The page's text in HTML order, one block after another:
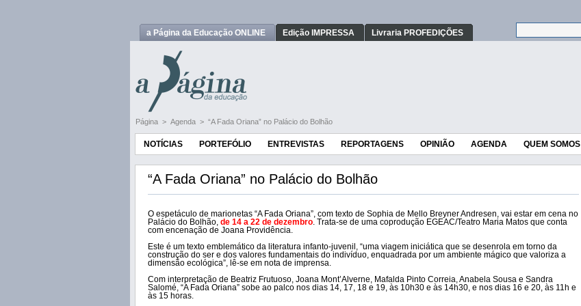
a Página da Educação ONLINE Edição IMPRESSA Livraria PROFEDIÇÕES
Página > Agenda > “A Fada Oriana” no Palácio do Bolhão
NOTÍCIAS PORTEFÓLIO ENTREVISTAS REPORTAGENS OPINIÃO AGENDA QUEM SOMOS
“A Fada Oriana” no Palácio do Bolhão
O espetáculo de marionetas “A Fada Oriana”, com texto de Sophia de Mello Breyner Andresen, vai estar em cena no
Palácio do Bolhão, de 14 a 22 de dezembro. Trata-se de uma coprodução EGEAC/Teatro Maria Matos que conta
com encenação de Joana Providência.
Este é um texto emblemático da literatura infanto-juvenil, “uma viagem iniciática que se desenrola em torno da
construção do ser e dos valores fundamentais do indivíduo, enquadrada por um ambiente mágico que valoriza a
dimensão ecológica”, lê-se em nota de imprensa.
Com interpretação de Beatriz Frutuoso, Joana Mont’Alverne, Mafalda Pinto Correia, Anabela Sousa e Sandra
Salomé, “A Fada Oriana” sobe ao palco nos dias 14, 17, 18 e 19, às 10h30 e às 14h30, e nos dias 16 e 20, às 11h e
às 15 horas.